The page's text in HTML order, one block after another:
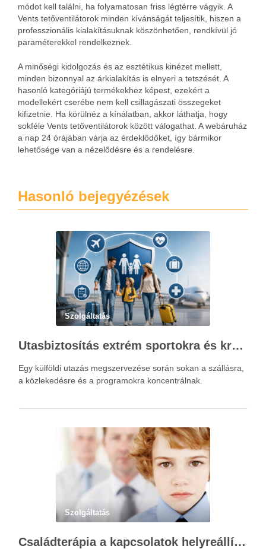
módot kell találni, ha folyamatosan friss légtérre vágyik. A
Vents tetőventilátorok minden kívánságát teljesítik, hiszen a
professzionális kialakításuknak köszönhetően, rendkívül jó
paraméterekkel rendelkeznek.
A minőségi kidolgozás és az esztétikus kinézet mellett,
minden bizonnyal az árkialakítás is elnyeri a tetszését. A
hasonló kategóriájú termékekhez képest, ezekért a
modellekért cserébe nem kell csillagászati összegeket
kifizetnie. Ha körülnéz a kínálatban, akkor láthatja, hogy
sokféle Vents tetőventilátorok között válogathat. A webáruház
a nap 24 órájában várja az érdeklődőket, így bármikor
lehetősége van a nézelődésre és a rendelésre.
Hasonló bejegyézések
Szolgáltatás
Utasbiztosítás extrém sportokra és krónikus betegségek esetén: mire figyelj utazás előtt?
Egy külföldi utazás megszervezése során sokan a szállásra,
a közlekedésre és a programokra koncentrálnak.
Szolgáltatás
Családterápia a kapcsolatok helyreállításért